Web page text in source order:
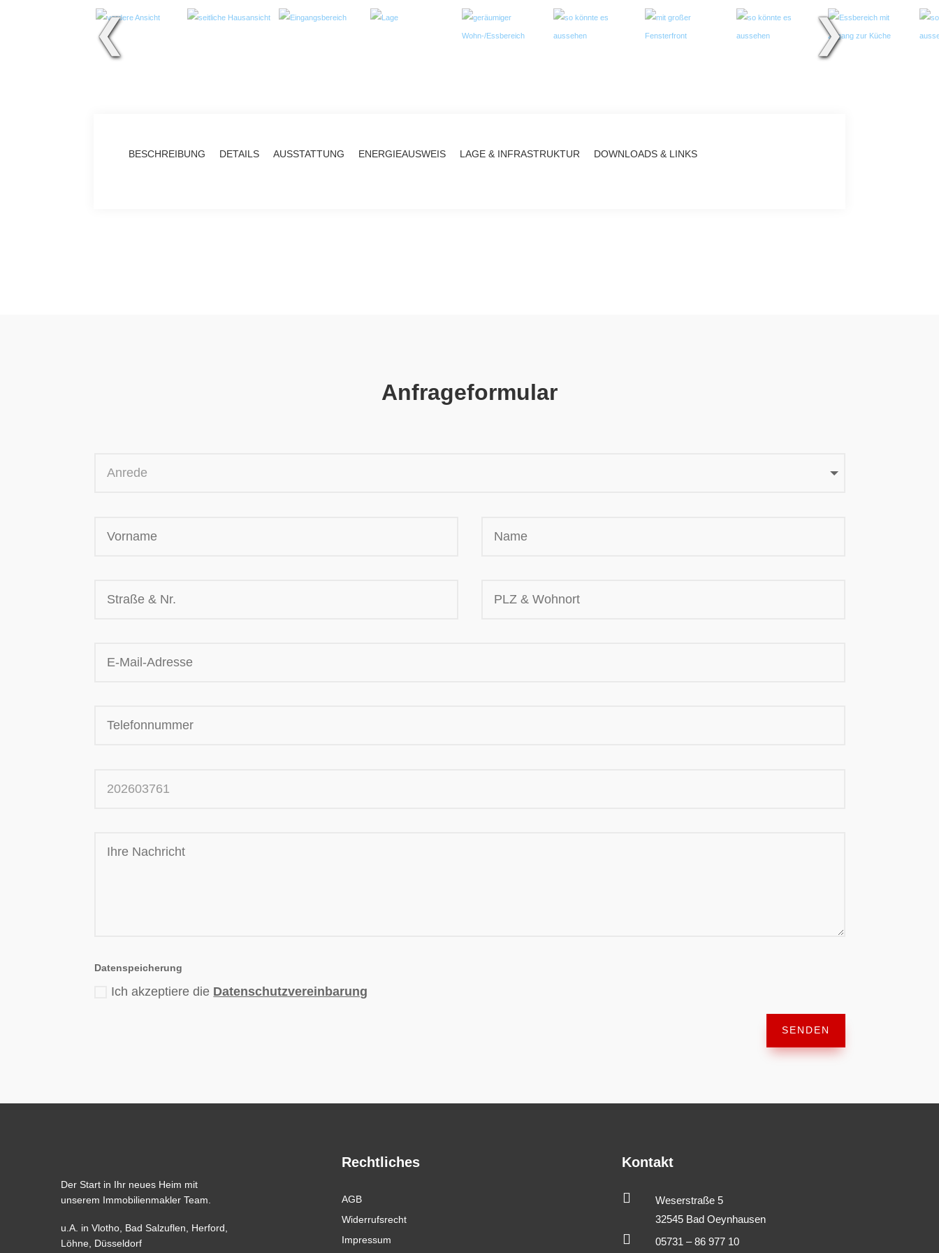
❮ ❯
BESCHREIBUNG DETAILS AUSSTATTUNG ENERGIEAUSWEIS LAGE & INFRASTRUKTUR DOWNLOADS & LINKS
Anfrageformular
Datenspeicherung
Ich akzeptiere die Datenschutzvereinbarung
SENDEN
Der Start in Ihr neues Heim mit
unserem Immobilienmakler Team.
u.A. in Vlotho Bad Salzuflen Herford
Löhne, Düsseldorf
Rechtliches
AGB
Widerrufsrecht
Impressum
Kontakt

Weserstraße 5
32545 Bad Oeynhausen
 05731 – 86 977 10